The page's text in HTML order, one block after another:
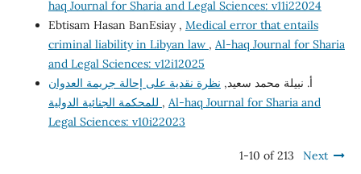
haq Journal for Sharia and Legal Sciences: v11i22024
Ebtisam Hasan BanEsiay , Medical error that entails
criminal liability in Libyan law , Al-haq Journal for Sharia
and Legal Sciences: v12i12025
أ. نبيلة محمد سعيد, نظرة نقدية على إحالة جريمة العدوان
, Al-haq Journal for Sharia and
Legal Sciences: v10i22023
1-10 of 213 Next